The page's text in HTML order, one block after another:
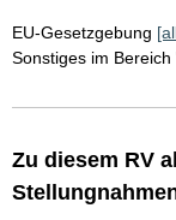
EU-Gesetzgebung
Sonstiges im Bereich
Zu diesem RV